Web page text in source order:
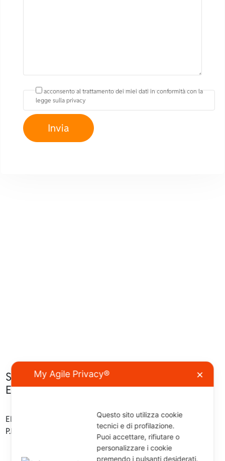
acconsento al trattamento dei miei dati in conformità con la
legge sulla privacy
Sappiamo cosa cerchi.
E abbiamo il neoprene giusto.
ELIOS SUB s.a.s. di Piccari Lidia & C.
P.IVA 03667520401
Via Cattaneo 5, Cattolica (RN) 47841
My Agile Privacy® ✕
Questo sito utilizza cookie
tecnici e di profilazione.
Puoi accettare, rifiutare o
personalizzare i cookie
premendo i pulsanti desiderati.